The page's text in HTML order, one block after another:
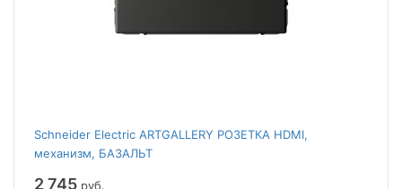
Schneider Electric ARTGALLERY РОЗЕТКА HDMI,
механизм, БАЗАЛЬТ
2 745 руб.